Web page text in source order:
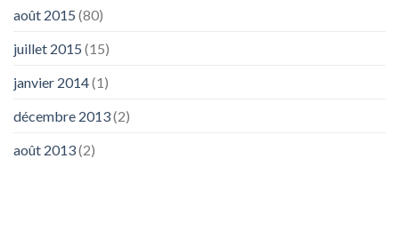
août 2015 (80)
juillet 2015 (15)
janvier 2014(1)
décembre 2013(2)
août 2013(2)